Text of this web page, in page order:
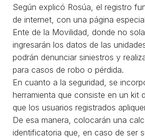
Según explicó Rosúa, el registro
de internet, con una página
Ente de la Movilidad, donde no
ingresarán los datos de las
podrán denunciar siniestros y
para casos de robo o pérdida.
En cuanto a la seguridad, se
herramienta que consiste en un kit
que los usuarios registrados
De esa manera, colocarán una
identificatoria que, en caso de ser